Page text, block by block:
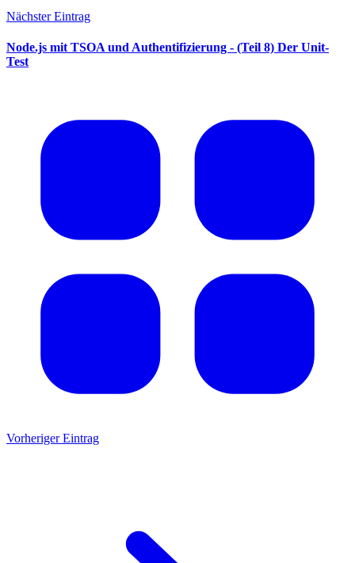
Nächster Eintrag
Node.js mit TSOA und Authentifizierung - (Teil 8) Der Unit-
Test
Vorheriger Eintrag